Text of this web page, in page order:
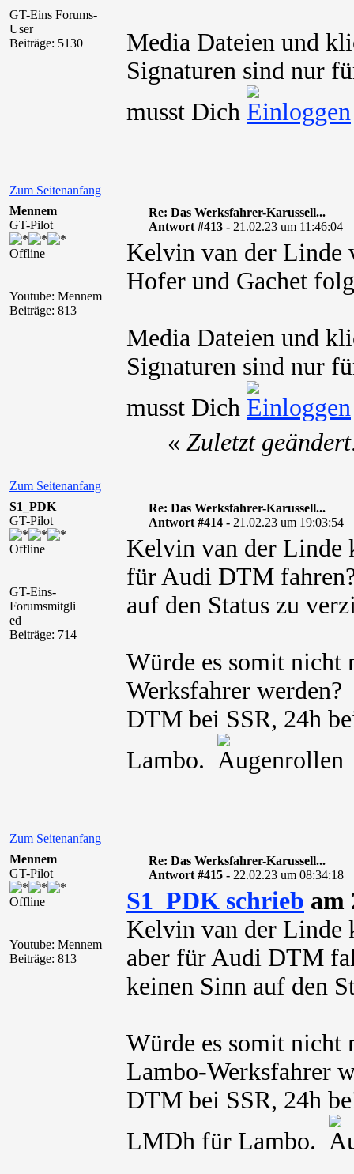
GT-Eins Forums-
User
Beiträge: 5130
Media Dateien und
Signaturen sind nur
musst Dich
Zum Seitenanfang
Mennem
GT-Pilot
Offline
Youtube: Mennem
Beiträge: 813
Re: Das Werksfahrer-Karussell...
Antwort #413 - 21.02.23 um 11:46:04
Kelvin van der Linde
Hofer und Gachet
Media Dateien und
Signaturen sind nur
musst Dich
Zum Seitenanfang
« Zuletzt
S1_PDK
GT-Pilot
Offline
GT-Eins-
Forumsmitgli
ed
Beiträge: 714
Re: Das Werksfahrer-Karussell...
Antwort #414 - 21.02.23 um 19:03:54
Kelvin van der Linde
für Audi DTM
auf den Status zu
Würde es somit nicht
Werksfahrer werden?
DTM bei SSR, 24h
Lambo.
Zum Seitenanfang
Mennem
GT-Pilot
Offline
Youtube: Mennem
Beiträge: 813
Re: Das Werksfahrer-Karussell...
Antwort #415 - 22.02.23 um 08:34:18
S1_PDK schrieb am
Kelvin van der Linde
aber für Audi DTM
keinen Sinn auf den
Würde es somit nicht
Lambo-Werksfahrer
DTM bei SSR, 24h
LMDh für Lambo.